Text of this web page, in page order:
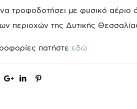
τροφοδοτήσει με φυσικό αέριο
περιοχών της Δυτικής
πατήστε εδώ